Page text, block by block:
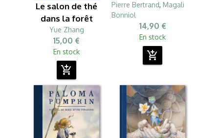
Le salon de thé
dans la forêt
Yue Zhang
15,00 €
En stock
add_shopping_cart
Pierre Bertrand, Magali
Bonniol
14,90 €
En stock
add_shopping_cart